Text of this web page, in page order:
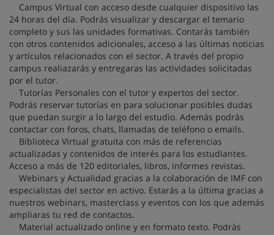
Campus Virtual con acceso desde cualquier dispositivo las
24 horas del día. Podrás visualizar y descargar el temario
completo y sus las unidades formativas. Contarás también
con otros contenidos adicionales, acceso a las últimas noticias
y artículos relacionados con el sector. A través del propio
campus realiazarás y entregaras las actividades solicitadas
por el tutor.
Tutorías Personales con el tutor y expertos del sector.
Podrás reservar tutorías en para solucionar posibles dudas
que puedan surgir a lo largo del estudio. Además podrás
contactar con foros, chats, llamadas de teléfono o emails.
Biblioteca Virtual gratuita con más de referencias
actualizadas y contenidos de interés para los estudiantes.
Acceso a más de 120 editoriales, libros, informes revistas.
Webinars y Actualidad gracias a la colaboración de IMF con
especialistas del sector en activo. Estarás a la última gracias a
nuestros webinars, masterclass y eventos con los que además
ampliaras tu red de contactos.
Material actualizado online y en formato texto. Podrás